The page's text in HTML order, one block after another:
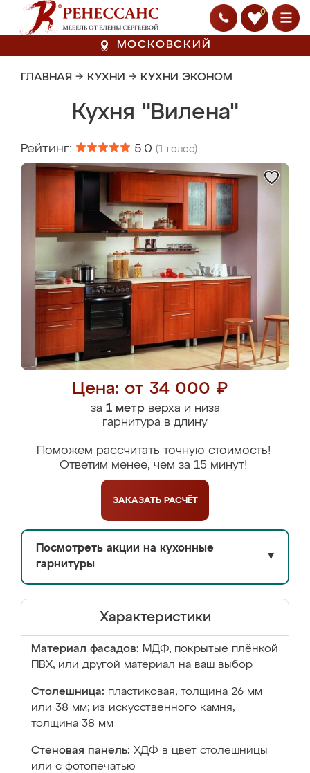
0
МОСКОВСКИЙ
ГЛАВНАЯ → КУХНИ → КУХНИ ЭКОНОМ
Кухня "Вилена"
Рейтинг: 5.0 (1 голос)
Цена: от 34 000 ₽
за 1 метрверха и низа
гарнитура в длину
Поможем рассчитать точную стоимость!
Ответим менее, чем за 15 минут!
ЗАКАЗАТЬ РАСЧЁТ
Посмотреть акции на кухонные
гарнитуры
▼
Характеристики
Материал фасадов: МДФ, покрытые плёнкой
ПВХ, или другой материал на ваш выбор
Столешница: пластиковая, толщина 26 мм
или 38 мм; из искусственного камня,
толщина 38 мм
Стеновая панель: ХДФ в цвет столешницы
или с фотопечатью